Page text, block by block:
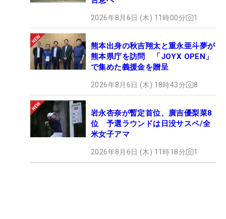
2026年8月6日 (木) 11時00分 1
熊本出身の秋吉翔太と重永亜斗夢が
熊本県庁を訪問 「JOYX OPEN」
で集めた義援金を贈呈
2026年8月6日 (木) 18時43分 8
岩永杏奈が暫定首位、廣吉優梨菜8
位 予選ラウンドは日没サスペ/全
米女子アマ
2026年8月6日 (木) 11時18分 1